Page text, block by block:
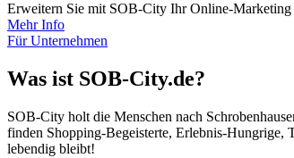
Erweitern Sie mit SOB-City Ihr Online-Marketing
Mehr Info
Für Unternehmen
Was ist SOB-City.de?
SOB-City holt die Menschen nach
finden Shopping-Begeisterte, Erlebnis-Hungrige,
lebendig bleibt!